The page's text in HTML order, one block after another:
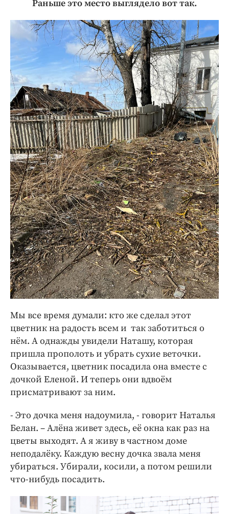
Раньше это место выглядело вот так.
Мы все время думали: кто же сделал этот
цветник на радость всем и так заботиться о
нём. А однажды увидели Наташу, которая
пришла прополоть и убрать сухие веточки.
Оказывается, цветник посадила она вместе с
дочкой Еленой. И теперь они вдвоём
присматривают за ним.
- Это дочка меня надоумила, - говорит Наталья
Белан. – Алёна живет здесь, её окна как раз на
цветы выходят. А я живу в частном доме
неподалёку. Каждую весну дочка звала меня
убираться. Убирали, косили, а потом решили
что-нибудь посадить.